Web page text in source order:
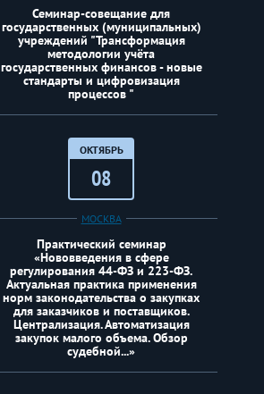
Семинар-совещание для
государственных (муниципальных)
учреждений "Трансформация
методологии учёта
государственных финансов - новые
стандарты и цифровизация
процессов "
ОКТЯБРЬ
08
МОСКВА
Практический семинар
«Нововведения в сфере
регулирования 44-ФЗ и 223-ФЗ.
Актуальная практика применения
норм законодательства о закупках
для заказчиков и поставщиков.
Централизация. Автоматизация
закупок малого объема. Обзор
судебной...»